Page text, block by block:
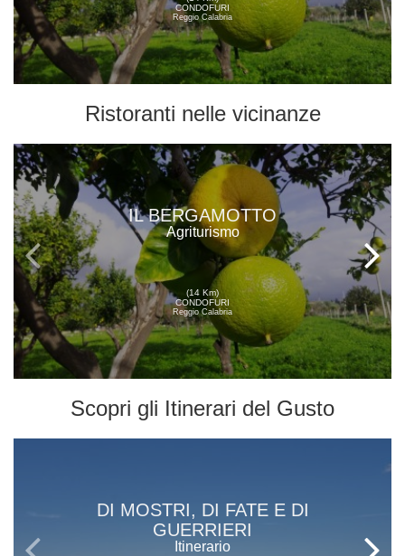
CONDOFURI
Reggio Calabria
Ristoranti nelle vicinanze
IL BERGAMOTTO
Agriturismo
(14 Km)
CONDOFURI
Reggio Calabria
Scopri gli Itinerari del Gusto
DI MOSTRI, DI FATE E DI
GUERRIERI
Itinerario